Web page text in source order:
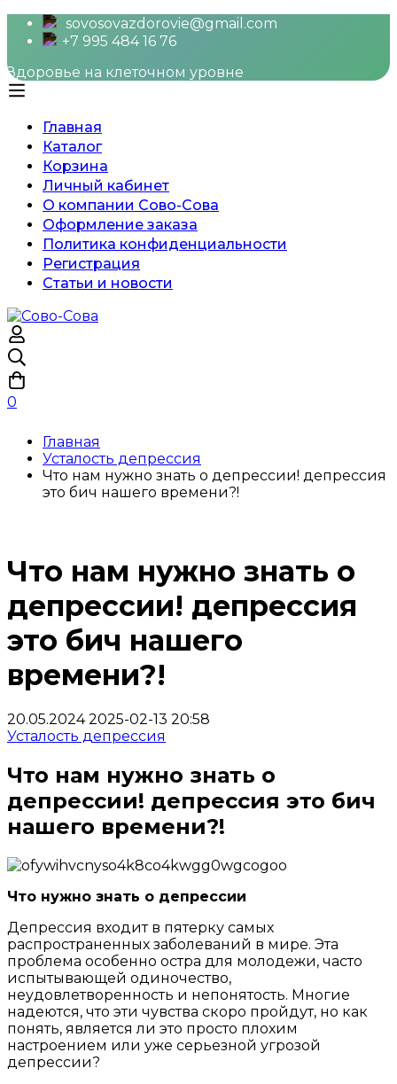
sovosovazdorovie@gmail.com
+7 995 484 16 76
Здоровье на клеточном уровне
Главная
Каталог
Корзина
Личный кабинет
О компании Сово-Сова
Оформление заказа
Политика конфиденциальности
Регистрация
Статьи и новости
0
Главная
Усталость депрессия
Что нам нужно знать о депрессии! депрессия
это бич нашего времени?!
Что нам нужно знать о
депрессии! депрессия
это бич нашего
времени?!
20.05.2024 2025-02-13 20:58
Усталость депрессия
Что нам нужно знать о
депрессии! депрессия это бич
нашего времени?!
Что
нам
нужно
знать
о
депрессии!
депрессия
Что нужно знать о депрессии
Депрессия входит в пятерку самых
распространенных заболеваний в мире. Эта
проблема особенно остра для молодежи, часто
испытывающей одиночество,
неудовлетворенность и непонятость. Многие
надеются, что эти чувства скоро пройдут, но как
понять, является ли это просто плохим
настроением или уже серьезной угрозой
депрессии?